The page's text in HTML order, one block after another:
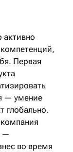
активно
Первая
— умение
глобально.
—
во время